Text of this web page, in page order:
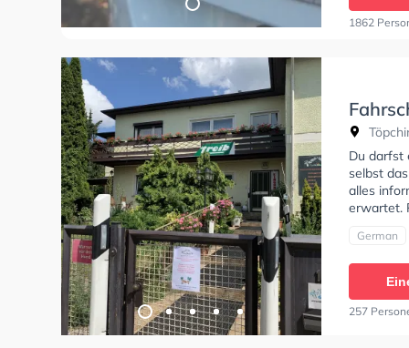
1862
Du darfst
selbst
alles
erwartet.
German
257